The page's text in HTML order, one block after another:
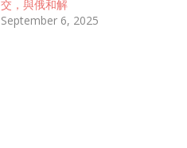
交，與俄和解
September 6, 2025